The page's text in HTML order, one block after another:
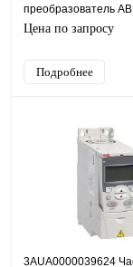
преобразователь
03E-03A6-4, 1,1кВт,
Цена по запросу
Подробнее
3AUA0000039624